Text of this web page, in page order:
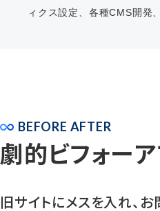
ィクス設定、 各種CMS開発、
BEFORE AFTER
劇的ビフォー
旧サイトにメスを入れ、